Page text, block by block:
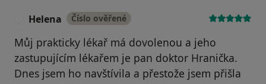
Helena Číslo ověřené
Můj prakticky lékař má dovolenou a jeho
zastupujícím lékařem je pan doktor Hranička.
Dnes jsem ho navštívila a přestože jsem přišla